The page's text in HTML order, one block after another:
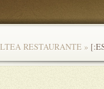
RESTAURANTE »